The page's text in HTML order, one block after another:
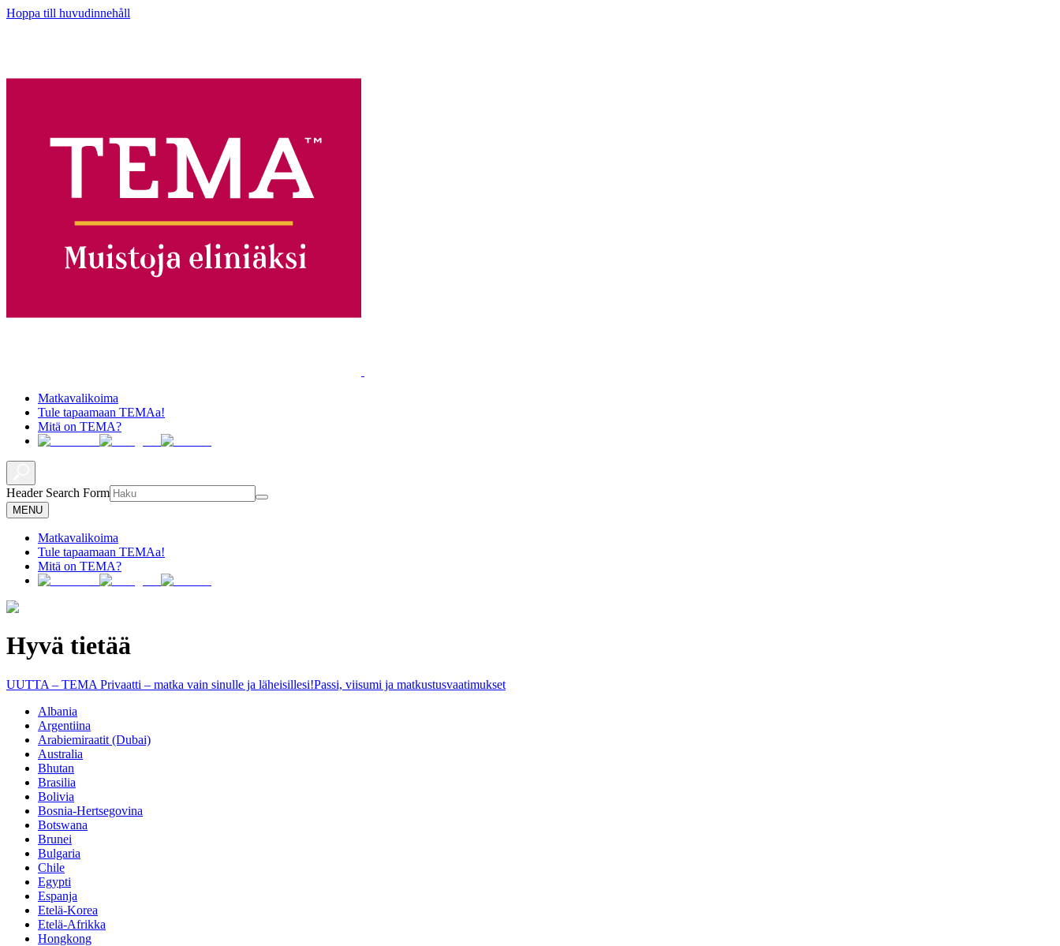
Hoppa till huvudinnehåll
Matkavalikoima
Tule tapaamaan TEMAa!
Mitä on TEMA?
Header Search Form
MENU
Matkavalikoima
Tule tapaamaan TEMAa!
Mitä on TEMA?
Hyvä tietää
UUTTA – TEMA Privaatti – matka vain sinulle ja läheisillesi!Passi, viisumi ja matkustusvaatimukset
Albania
Argentiina
Arabiemiraatit (Dubai)
Australia
Bhutan
Brasilia
Bolivia
Bosnia-Hertsegovina
Botswana
Brunei
Bulgaria
Chile
Egypti
Espanja
Etelä-Korea
Etelä-Afrikka
Hongkong